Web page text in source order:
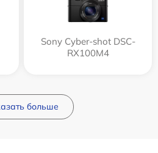
Sony Cyber-shot DSC-
RX100M4
больше